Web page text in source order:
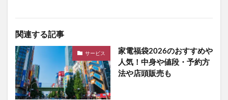
関連する記事
サービス
家電福袋2026のおすすめや
人気！中身や値段・予約方
法や店頭販売も